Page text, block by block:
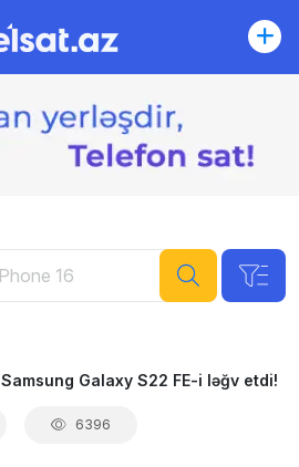
Samsung Galaxy S22 FE-i ləğv etdi!
6396